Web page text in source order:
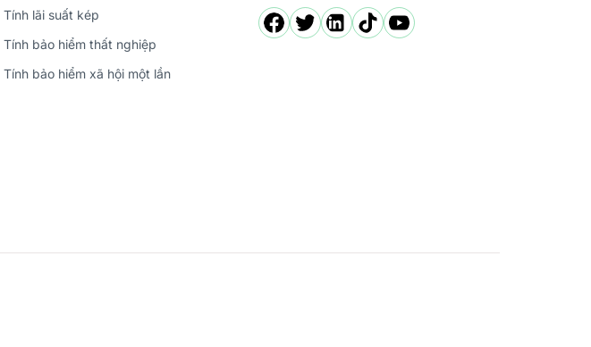
Tính lãi suất kép
Tính bảo hiểm thất nghiệp
Tính bảo hiểm xã hội một lần